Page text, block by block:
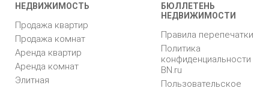
НЕДВИЖИМОСТЬ
Продажа квартир
Продажа комнат
Аренда квартир
Аренда комнат
Элитная
БЮЛЛЕТЕНЬ
НЕДВИЖИМОСТИ
Правила перепечатки
Политика
конфиденциальности
BN.ru
Пользовательское